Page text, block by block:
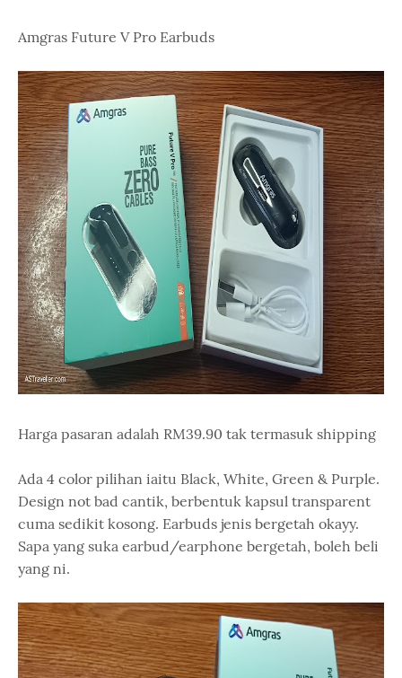
Amgras Future V Pro Earbuds
Harga pasaran adalah RM39.90 tak termasuk shipping
Ada 4 color pilihan iaitu Black, White, Green & Purple.
Design not bad cantik, berbentuk kapsul transparent
cuma sedikit kosong. Earbuds jenis bergetah okayy.
Sapa yang suka earbud/earphone bergetah, boleh beli
yang ni.